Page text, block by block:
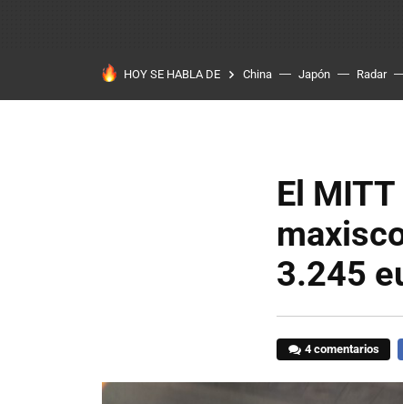
HOY SE HABLA DE China Japón Radar
El
3.245
4 comentarios